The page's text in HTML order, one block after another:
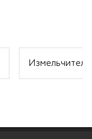
Измельчители